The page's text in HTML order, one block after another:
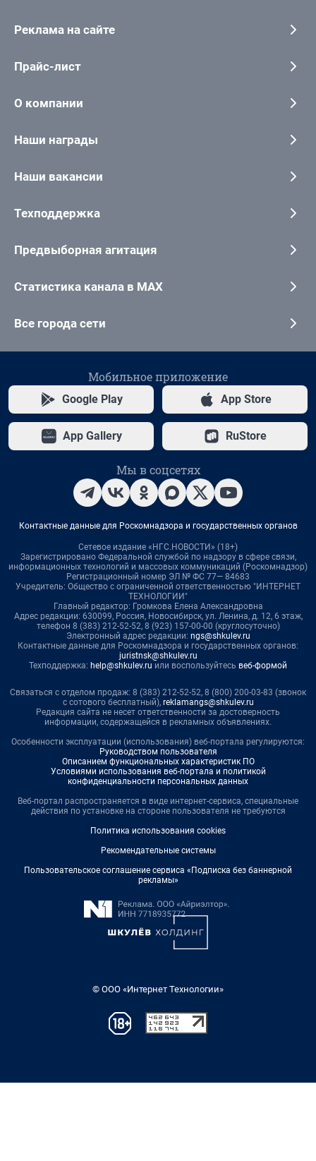
Реклама на сайте
Прайс-лист
О компании
Наши награды
Наши вакансии
Техподдержка
Предвыборная агитация
Статистика канала в MAX
Все города сети
Мобильное приложение
Google Play App Store
App Gallery RuStore
Мы в соцсетях
Контактные данные для Роскомнадзора и государственных органов
Сетевое издание «НГС.НОВОСТИ» (18+)
Зарегистрировано Федеральной службой по надзору в сфере связи,
информационных технологий и массовых коммуникаций (Роскомнадзор)
Регистрационный номер ЭЛ № ФС 77— 84683
Учредитель: Общество с ограниченной ответственностью "ИНТЕРНЕТ
ТЕХНОЛОГИИ"
Главный редактор: Громкова Елена Александровна
Адрес редакции: 630099, Россия, Новосибирск, ул. Ленина, д. 12, 6 этаж,
телефон 8 (383) 212-52-52, 8 (923) 157-00-00 (круглосуточно)
Электронный адрес редакции: ngs@shkulev.ru
Контактные данные для Роскомнадзора и государственных органов:
juristnsk@shkulev.ru
Техподдержка: help@shkulev.ru или воспользуйтесь веб-формой
Связаться с отделом продаж: 8 (383) 212-52-52, 8 (800) 200-03-83 (звонок
с сотового бесплатный), reklamangs@shkulev.ru
Редакция сайта не несет ответственности за достоверность
информации, содержащейся в рекламных объявлениях.
Особенности эксплуатации (использования) веб-портала регулируются:
Руководством пользователя
Описанием функциональных характеристик ПО
Условиями использования веб-портала и политикой
конфиденциальности персональных данных
Веб-портал распространяется в виде интернет-сервиса, специальные
действия по установке на стороне пользователя не требуются
Политика использования cookies
Рекомендательные системы
Пользовательское соглашение сервиса «Подписка без баннерной
рекламы»
© ООО «Интернет Технологии»